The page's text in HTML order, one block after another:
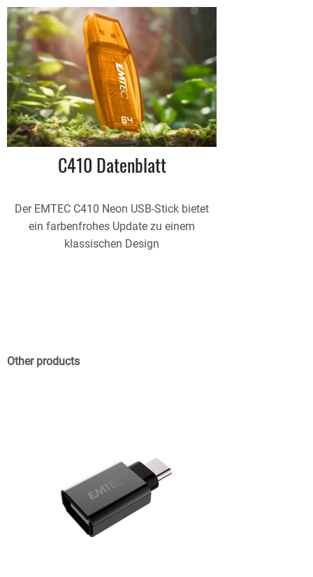
C410 Datenblatt
Der EMTEC C410 Neon USB-Stick bietet
ein farbenfrohes Update zu einem
klassischen Design
Other products